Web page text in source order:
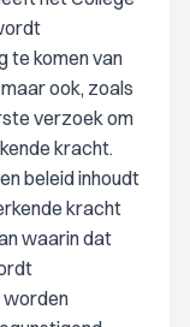
te komen van
ook, zoals
verzoek om
kracht.
beleid inhoudt
kracht
waarin dat
worden